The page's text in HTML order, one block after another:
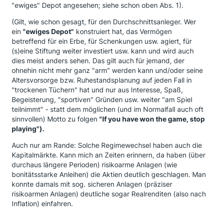
"ewiges" Depot angesehen; siehe schon oben Abs. 1).
(Gilt, wie schon gesagt, für den Durchschnittsanleger. Wer
ein "ewiges Depot" konstruiert hat, das Vermögen
betreffend für ein Erbe, für Schenkungen usw. agiert, für
(s)eine Stiftung weiter investiert usw. kann und wird auch
dies meist anders sehen. Das gilt auch für jemand, der
ohnehin nicht mehr ganz "arm" werden kann und/oder seine
Altersvorsorge bzw. Ruhestandsplanung auf jeden Fall in
"trockenen Tüchern" hat und nur aus Interesse, Spaß,
Begeisterung, "sportiven" Gründen usw. weiter "am Spiel
teilnimmt" - statt dem möglichen (und im Normalfall auch oft
sinnvollen) Motto zu folgen "If you have won the game, stop
playing").
Auch nur am Rande: Solche Regimewechsel haben auch die
Kapitalmärkte. Kann mich an Zeiten erinnern, da haben (über
durchaus längere Perioden) risikoarme Anlagen (wie
bonitätsstarke Anleihen) die Aktien deutlich geschlagen. Man
konnte damals mit sog. sicheren Anlagen (präziser
risikoarmen Anlagen) deutliche sogar Realrenditen (also nach
Inflation) einfahren.